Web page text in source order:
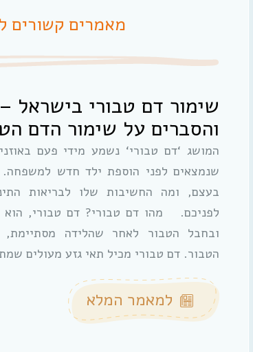
מאמרים קשורים
שימור דם טבורי בישראל
והסברים על שימור הדם
המושג ‘דם טבורי‘ נשמע מידי פעם
שנמצאים לפני הוספת ילד חדש
בעצם, ומה החשיבות שלו לבריאות
לפניכם. מהו דם טבורי? דם טבורי, הוא
ובחבל הטבור לאחר שהלידה
הטבור. דם טבורי מכיל תאי גזע מעולים
למאמר המלא